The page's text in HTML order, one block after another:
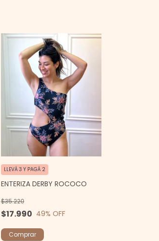
ENTERIZA DERBY ROCOCO
$17.990
$35.220
49% OFF
LLEVÁ 3 Y PAGÁ 2
Comprar